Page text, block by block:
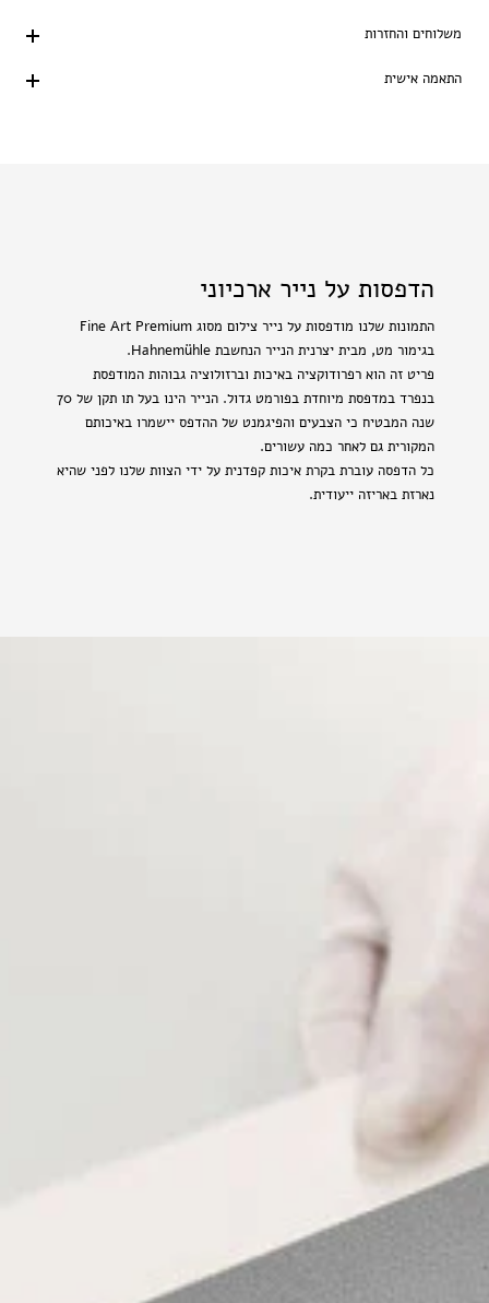
משלוחים והחזרות
התאמה אישית
הדפסות על נייר ארכיוני
התמונות שלנו מודפסות על נייר צילום מסוג Fine Art Premium
בגימור מט, מבית יצרנית הנייר הנחשבת Hahnemühle.
פריט זה הוא רפרודוקציה באיכות וברזולוציה גבוהות המודפסת
בנפרד במדפסת מיוחדת בפורמט גדול. הנייר הינו בעל תו תקן של 70
שנה המבטיח כי הצבעים והפיגמנט של ההדפס יישמרו באיכותם
המקורית גם לאחר כמה עשורים.
כל הדפסה עוברת בקרת איכות קפדנית על ידי הצוות שלנו לפני שהיא
נארזת באריזה ייעודית.